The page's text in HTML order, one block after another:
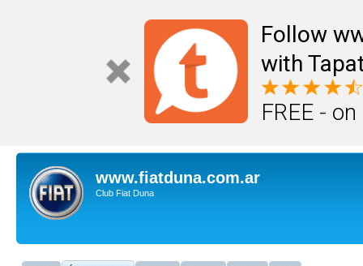
Follow
with
FREE -
www.fiatduna.com.ar
Club Fiat Duna